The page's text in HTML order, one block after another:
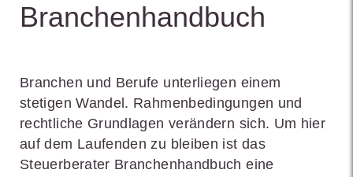
Branchenhandbuch
Branchen und Berufe unterliegen einem
stetigen Wandel. Rahmenbedingungen und
rechtliche Grundlagen verändern sich. Um hier
auf dem Laufenden zu bleiben ist das
Steuerberater Branchenhandbuch eine